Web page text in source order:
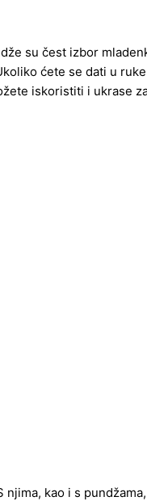
su čest izbor
ćete se dati u
iskoristiti i ukrase
kao i s